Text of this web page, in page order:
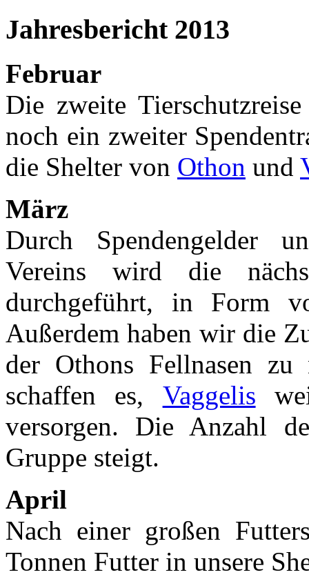
Jahresbericht 2013
Februar
Die zweite
noch ein zweiter
die Shelter von Othon und
März
Durch Spendengelder
Vereins wird die
durchgeführt, in Form
Außerdem haben wir die
der Othons Fellnasen
schaffen es, Vaggelis
versorgen. Die Anzahl
Gruppe steigt.
April
Nach einer großen
Tonnen Futter in unsere